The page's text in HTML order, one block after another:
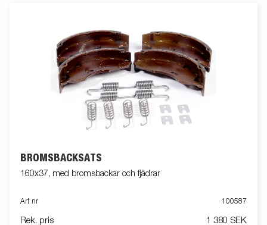
BROMSBACKSATS
160x37, med bromsbackar och fjädrar
Art nr 100587
Rek. pris 1 380 SEK